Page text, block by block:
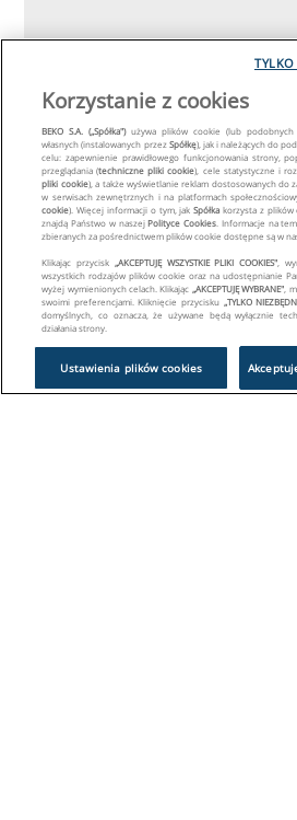
Korzystanie z cookies
BEKO S.A. („Spółka")używa plików cookie (lub podobnych
własnych (instalowanych przezSpółkę), jak i należących do
celu: zapewnienie prawidłowego funkcjonowania strony,
przeglądania (techniczne pliki cookie), cele statystyczne i
pliki cookie), a także wyświetlanie reklam dostosowanych do
w serwisach zewnętrznych i na platformach
cookie). Więcej informacji o tym, jakSpółka korzysta z plików
znajdą Państwo w naszejPolityce Cookies . Informacje na
zbieranych za pośrednictwem plików cookie dostępne są w
Klikając przycisk „AKCEPTUJĘ WSZYSTKIE PLIKI COOKIES" ,
wszystkich rodzajów plików cookie oraz na udostępnianie
wyżej wymienionych celach. Klikając „AKCEPTUJĘ WYBRANE" ,
swoimi preferencjami. Kliknięcie przycisku „TYLKO
domyślnych, co oznacza, że używane będą wyłącznie
działania strony.
Ustawienia plików cookies